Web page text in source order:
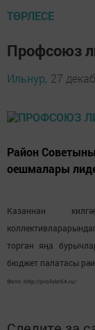
ТӨРЛЕСЕ
Профсоюз
Ильнур, 27
Район
оешмалары
Казаннан
торган яңа
бюджет палатасы
Фото: http://profobr64.ru/